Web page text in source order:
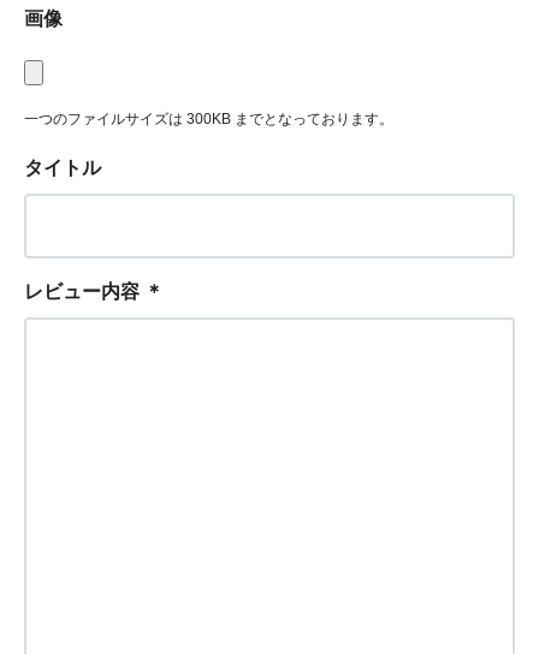
画像
一つのファイルサイズは 300KB までとなっております。
タイトル
レビュー内容 ＊